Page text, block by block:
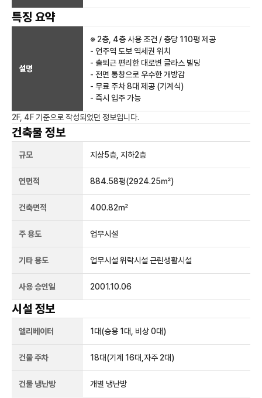
특징 요약
설명
※ 2층, 4층 사용 조건 / 층당 110평 제공
- 언주역 도보 역세권 위치
- 출퇴근 편리한 대로변 글라스 빌딩
- 전면 통창으로 우수한 개방감
- 무료 주차 8대 제공 (기계식)
- 즉시 입주 가능
2F, 4F 기준으로 작성되었던 정보입니다.
건축물 정보
규모 지상5층, 지하2층
연면적 884.58평(2924.25㎡)
건축면적 400.82㎡
주 용도 업무시설
기타 용도 업무시설 위락시설 근린생활시설
사용 승인일 2001.10.06
시설 정보
엘리베이터 1 대(승용 1대, 비상 0대)
건물 주차 18대(기계 16대,자주 2대)
건물 냉난방 개별 냉난방